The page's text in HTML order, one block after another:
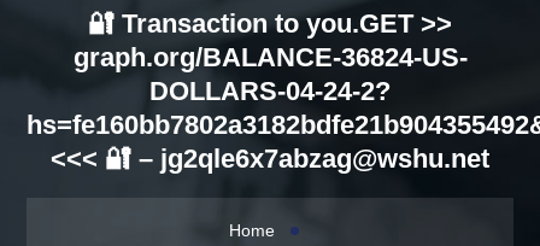
🔐 Transaction to you.GET >>
graph.org/BALANCE-36824-US-
DOLLARS-04-24-2?
<<< 🔐 – jg2qle6x7abzag@wshu.net
Home